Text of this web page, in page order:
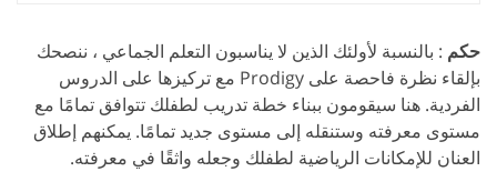
حكم : بالنسبة لأولئك الذين لا يناسبون التعلم الجماعي ، ننصحك
بإلقاء نظرة فاحصة على Prodigy مع تركيزها على الدروس
الفردية. هنا سيقومون ببناء خطة تدريب لطفلك تتوافق تمامًا مع
مستوى معرفته وستنقله إلى مستوى جديد تمامًا. يمكنهم إطلاق
العنان للإمكانات الرياضية لطفلك وجعله واثقًا في معرفته.